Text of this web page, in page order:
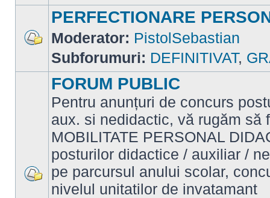
sunt
mesaje
PERFECTIONARE
Moderator: PistolSebastian
Subforumuri: DEFINITIVAT,
sunt
FORUM PUBLIC
Pentru anunțuri de concurs
aux. si nedidactic, vă rugăm să
MOBILITATE PERSONAL
posturilor didactice / auxiliar /
pe parcursul anului scolar,
nivelul unitatilor de invatamant